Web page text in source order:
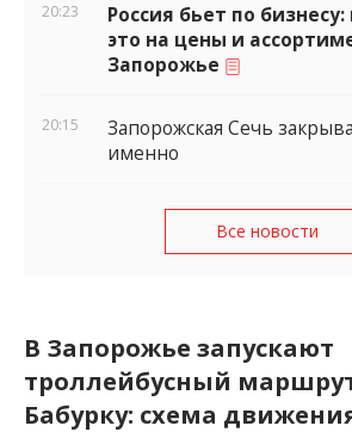
20:23
Россия бьет по
это на цены и
Запорожье
20:15
Запорожская Сечь
именно
Все новости
В Запорожье запускают
троллейбусный
Бабурку: схема